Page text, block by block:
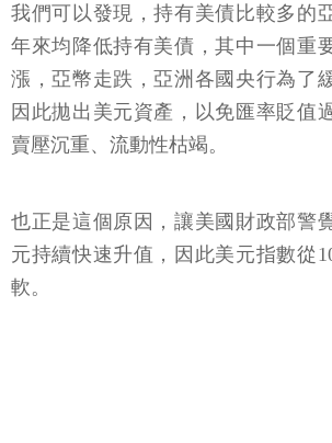
我們可以發現，持有美債比較多的
年來均降低持有美債，其中一個重
漲，亞幣走跌，亞洲各國央行為了
因此拋出美元資產，以免匯率貶值
賣壓沉重、流動性枯竭。
也正是這個原因，讓美國財政部警
元持續快速升值，因此美元指數從
軟。